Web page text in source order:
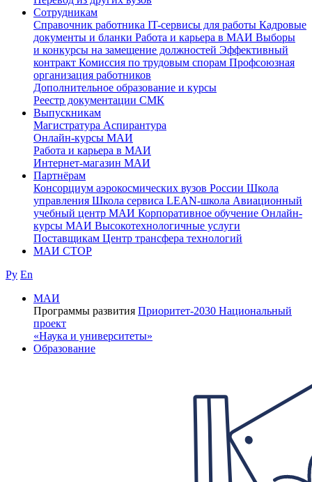
Сотрудникам
Cправочник работника IT-сервисы для работы Кадровые
документы и бланки Работа и карьера в МАИ Выборы
и конкурсы на замещение должностей Эффективный
контракт Комиссия по трудовым спорам Профсоюзная
организация работников
Дополнительное образование и курсы
Реестр документации СМК
Выпускникам
Магистратура Аспирантура
Онлайн-курсы МАИ
Работа и карьера в МАИ
Интернет-магазин МАИ
Партнёрам
Консорциум аэрокосмических вузов России Школа
управления Школа сервиса LEAN-школа Авиационный
учебный центр МАИ Корпоративное обучение Онлайн-
курсы МАИ Высокотехнологичные услуги
Поставщикам Центр трансфера технологий
МАИ СТОР
Ру En
МАИ
Программы развития Приоритет-2030 Национальный
проект
«Наука и университеты»
Образование